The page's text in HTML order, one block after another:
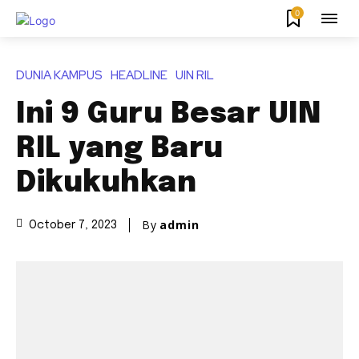
0
DUNIA KAMPUS HEADLINE UIN RIL
Ini 9 Guru Besar UIN
RIL yang Baru
Dikukuhkan
October 7, 2023 By admin